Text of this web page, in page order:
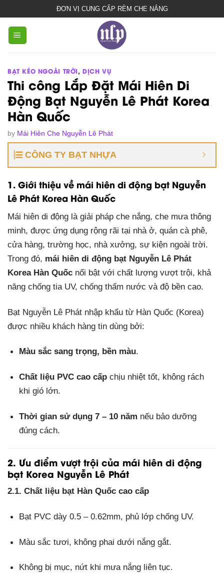
che
nắng
mưa
ĐƠN VỊ CUNG CẤP RÈM CHE NẮNG
BẠT KÉO NGOÀI TRỜI,DỊCH VỤ
Thi công Lắp Đặt Mái Hiên Di
Động Bạt Nguyễn Lê Phát Korea
Hàn Quốc
by Mái Hiên Che Nguyễn Lê Phát
CÔNG TY BẠT NHỰA
1. Giới thiệu về mái hiên di động bạt Nguyễn
Lê Phát Korea Hàn Quốc
Mái hiên di động là giải pháp che nắng, che mưa thông
minh, được ứng dụng rộng rãi tại nhà ở, quán cà phê,
cửa hàng, trường học, nhà xưởng, sự kiện ngoài trời.
Trong đó, mái hiên di động bạt Nguyễn Lê Phát
Korea Hàn Quốc nổi bật với chất lượng vượt trội, khả
năng chống tia UV, chống thấm nước và độ bền cao.
Bạt Nguyễn Lê Phát nhập khẩu từ Hàn Quốc (Korea)
được nhiều khách hàng tin dùng bởi:
Màu sắc sang trọng, bền màu.
Chất liệu PVC cao cấpchịu nhiệt tốt, không rách
khi gió lớn.
Thời gian sử dụng 7 – 10 năm nếu bảo dưỡng
đúng cách.
2. Ưu điểm vượt trội của mái hiên di động
bạt Korea Nguyễn Lê Phát
2.1. Chất liệu bạt Hàn Quốc cao cấp
Bạt PVC dày 0.5 – 0.62mm, phủ lớp chống UV.
Màu sắc tươi, không phai dưới nắng gắt.
Không bị mục, nứt khi mưa nắng liên tục.